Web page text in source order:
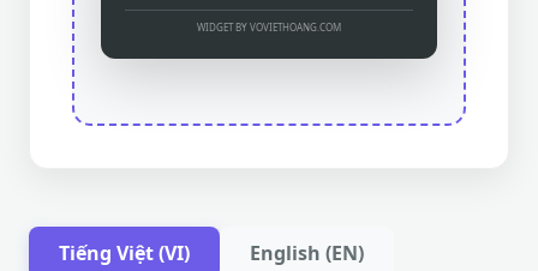
WIDGET BY VOVIETHOANG.COM
Tiếng Việt (VI) English (EN)